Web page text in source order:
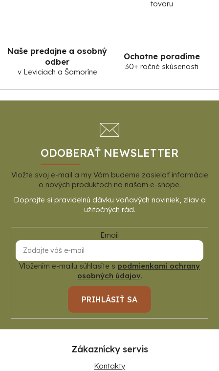
tovaru
Naše predajne a osobný
odber
v Leviciach a Šamoríne
Ochotne poradíme
30+ ročné skúsenosti
Z
ODOBERAŤ NEWSLETTER
Vložte svoj e-mail a my Vám budeme zasielať informácie
o nových produktoch na našom e-shope.
Email
Vložením e-mailu súhlasíte s podmienkami ochrany
osobných údajov.
PRIHLÁSIŤ SA
Zákaznícky servis
Kontakty